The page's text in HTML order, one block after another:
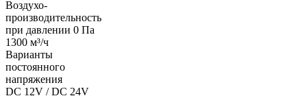
Воздухо-
производительность
при давлении 0 Па
1300 м³/ч
Варианты
постоянного
напряжения
DC 12V / DC 24V